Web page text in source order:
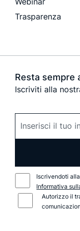
Trasparenza
Resta sempre
Iscriviti alla
Iscrivendoti
Informativa
Autorizzo il